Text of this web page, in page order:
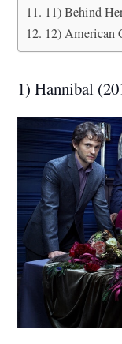
11) Behind
12) American
1) Hannibal